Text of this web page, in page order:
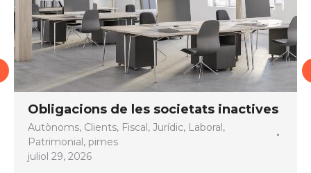
Obligacions de les societats inactives
Autònoms, Clients, Fiscal, Jurídic, Laboral,
Patrimonial, pimes
juliol 29, 2026